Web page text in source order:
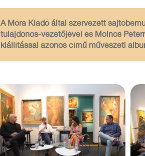
A Móra Kiadó által szervezett
tulajdonos-vezetőjével és Molnos
kiállítással azonos című művészeti